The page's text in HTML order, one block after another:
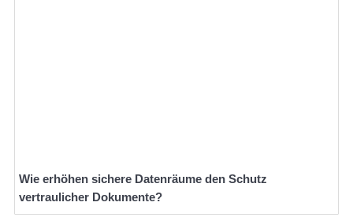
Wie erhöhen sichere Datenräume den Schutz
vertraulicher Dokumente?